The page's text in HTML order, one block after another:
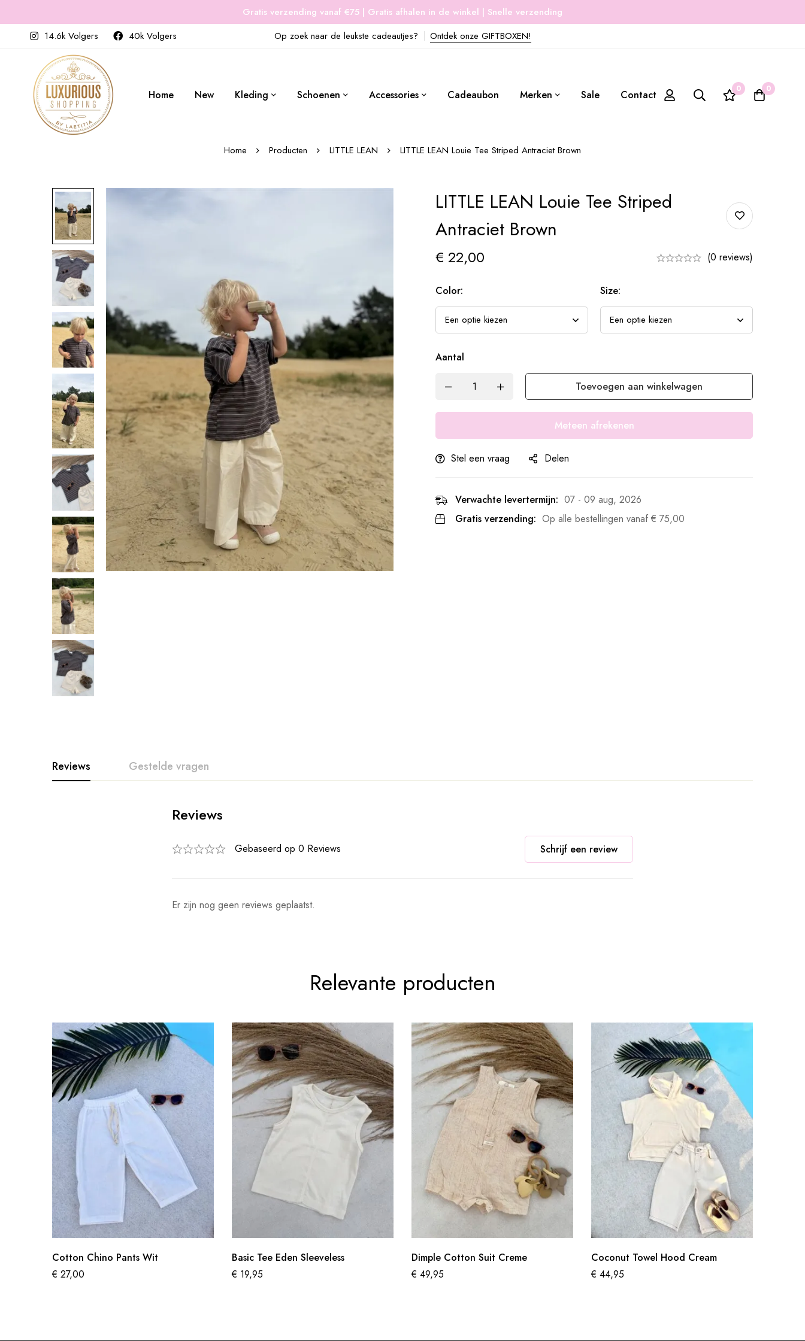
Gratis verzending vanaf €75 | Gratis afhalen in de winkel | Snelle verzending
14.6k Volgers
40k Volgers Op zoek naar de leukste cadeautjes? Ontdek onze GIFTBOXEN!
Home New Kleding Schoenen Accessories Cadeaubon Merken Sale Contact 0 0
Home Producten LITTLE LEAN LITTLE LEAN Louie Tee Striped Antraciet Brown
LITTLE LEAN Louie Tee Striped
Antraciet Brown
€ 22,00 (0 reviews)
Color: Size:
Aantal
Toevoegen aan winkelwagen
Meteen afrekenen
Stel een vraag Delen
Verwachte levertermijn: 07 - 09 aug, 2026
Gratis verzending: Op alle bestellingen vanaf € 75,00
Reviews Gestelde vragen
Reviews
Gebaseerd op 0 Reviews Schrijf een review
Er zijn nog geen reviews geplaatst.
Relevante producten
Cotton Chino Pants Wit
€ 27,00
Basic Tee Eden Sleeveless
€ 19,95
Dimple Cotton Suit Creme
€ 49,95
Coconut Towel Hood Cream
€ 44,95